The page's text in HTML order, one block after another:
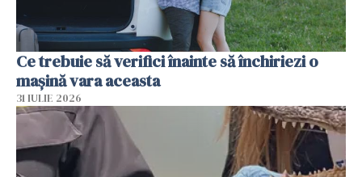
Ce trebuie să verifici înainte să închiriezi o
mașină vara aceasta
31 IULIE 2026